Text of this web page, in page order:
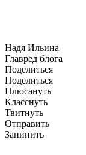
Надя Ильина
Главред блога
Поделиться
Поделиться
Плюсануть
Класснуть
Твитнуть
Отправить
Запинить